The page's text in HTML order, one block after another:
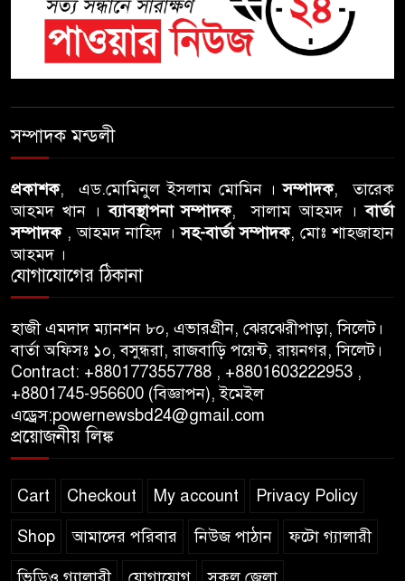
শতাব্দী রায়ের বাড়িতে বিদ্রোহীদের
বৈঠক, পশ্চিমবঙ্গে তৃনমূলে ভাঙনের
ইঙ্গিত !
বিএনপি নেতার ওপর হামলার
আবু তালহা চৌধুরী দ্বিতীয় বারের
মত টাওয়ার হ‍্যামলেটস কাউন্সিলের
গণবিজ্ঞপ্তি নিয়ে সিলেট অনলাইন
প্রেসক্লাবে বিশ্ব মুক্ত গণমাধ্যম দিবসে
সমালোচনা
সিলেটে ব্যাডমিন্টন তারকাদের
সম্পাদক মন্ডলী
প্রকাশক, এড.মোমিনুল ইসলাম মোমিন ।সম্পাদক, তারেক
আহমদ খান ।ব্যাবস্থাপনা সম্পাদক, সালাম আহমদ ।বার্তা
সম্পাদক, আহমদ নাহিদ ।সহ-বার্তা সম্পাদক, মোঃ শাহজাহান
আহমদ ।
যোগাযোগের ঠিকানা
হাজী এমদাদ ম্যানশন ৮০, এভারগ্রীন, ঝেরঝেরীপাড়া, সিলেট।
বার্তা অফিসঃ ১০, বসুন্ধরা, রাজবাড়ি পয়েন্ট, রায়নগর, সিলেট।
Contract: +8801773557788 , +8801603222953 ,
+8801745-956600 (বিজ্ঞাপন), ইমেইল
এড্রেস:powernewsbd24@gmail.com
প্রয়োজনীয় লিঙ্ক
Cart Checkout My account Privacy Policy
Shop আমাদের পরিবার নিউজ পাঠান ফটো গ্যালারী